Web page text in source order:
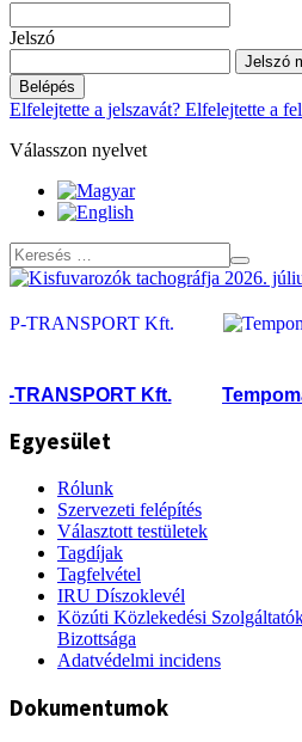
Jelszó
Jelszó
Belépés
Elfelejtette a jelszavát? Elfelejtette a
Válasszon nyelvet
Kft. Tempomat
Egyesület
Rólunk
Szervezeti felépítés
Választott testületek
Tagdíjak
Tagfelvétel
IRU Díszoklevél
Közúti Közlekedési
Bizottsága
Adatvédelmi incidens
Dokumentumok